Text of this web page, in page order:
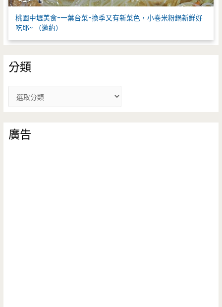
桃園中壢美食-一葉台菜-換季又有新菜色，小卷米粉鍋新鮮好
吃耶~ （邀約）
分類
類
廣告